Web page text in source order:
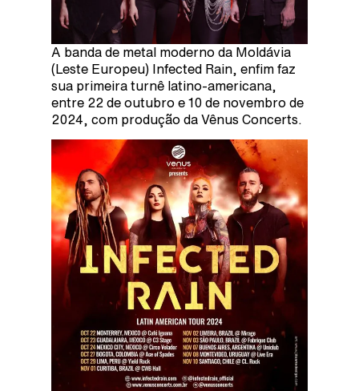
A banda de metal moderno da Moldávia
(Leste Europeu) Infected Rain, enfim faz
sua primeira turnê latino-americana,
entre 22 de outubro e 10 de novembro de
2024, com produção da Vênus Concerts.